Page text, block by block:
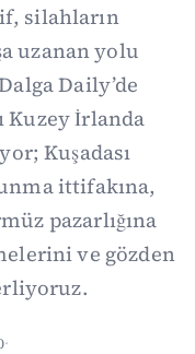
silahların
uzanan yolu
Daily’de
Kuzey İrlanda
Kuşadası
ittifakına,
pazarlığına
ve gözden
·